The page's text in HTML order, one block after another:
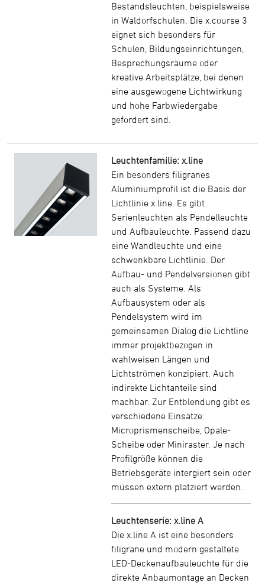
Bestandsleuchten, beispielsweise
in Waldorfschulen. Die x.course 3
eignet sich besonders für
Schulen, Bildungseinrichtungen,
Besprechungsräume oder
kreative Arbeitsplätze, bei denen
eine ausgewogene Lichtwirkung
und hohe Farbwiedergabe
gefordert sind.
Leuchtenfamilie: x.line
Ein besonders filigranes
Aluminiumprofil ist die Basis der
Lichtlinie x.line. Es gibt
Serienleuchten als Pendelleuchte
und Aufbauleuchte. Passend dazu
eine Wandleuchte und eine
schwenkbare Lichtlinie. Der
Aufbau- und Pendelversionen gibt
auch als Systeme. Als
Aufbausystem oder als
Pendelsystem wird im
gemeinsamen Dialog die Lichtline
immer projektbezogen in
wahlweisen Längen und
Lichtströmen konzipiert. Auch
indirekte Lichtanteile sind
machbar. Zur Entblendung gibt es
verschiedene Einsätze:
Microprismenscheibe, Opale-
Scheibe oder Miniraster. Je nach
Profilgröße können die
Betriebsgeräte intergiert sein oder
müssen extern platziert werden.
Leuchtenserie: x.line A
Die x.line A ist eine besonders
filigrane und modern gestaltete
LED-Deckenaufbauleuchte für die
direkte Anbaumontage an Decken